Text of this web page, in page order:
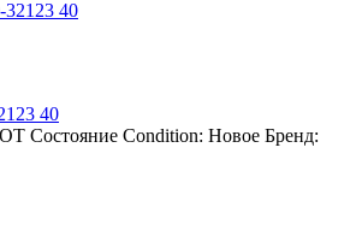
40
Состояние Condition: Новое Бренд: